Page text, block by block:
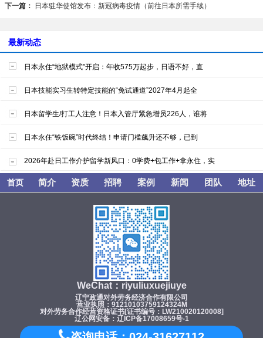
下一篇：
日本驻华使馆发布：新冠病毒疫情（前往日本所需手续）
最新动态
日本永住“地狱模式”开启：年收575万起步，日语不好，直
日本技能实习生转特定技能的“免试通道”2027年4月起全
日本留学生/打工人注意！日本入管厅紧急增员226人，谁将
日本永住“铁饭碗”时代终结！申请门槛飙升还不够，已到
2026年赴日工作介护留学新风口：0学费+包工作+拿永住，实
首页 简介 资质 招聘 案例 新闻 团队 地址
WeChat：riyuliuxuejiuye
辽宁政通对外劳务经济合作有限公司
营业执照：91210103759124324M
对外劳务合作经营资格证书[证书编号：LW210020120008]
辽公网安备：辽ICP备17008659号-1